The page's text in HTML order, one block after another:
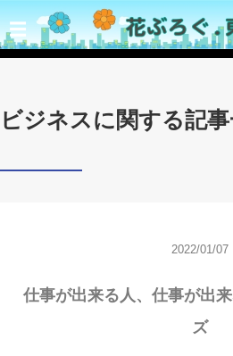
☰
ビジネスに関する記
2022/01/07
仕事が出来る人、仕事が出
ズ